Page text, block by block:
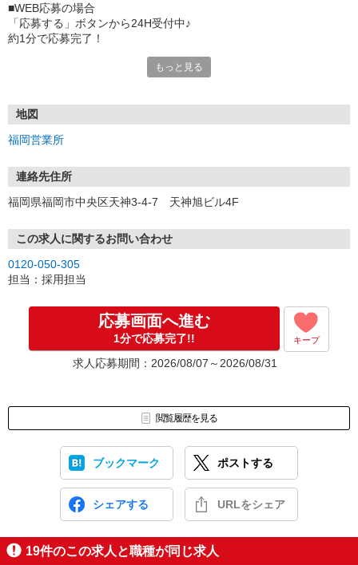
■WEB応募の場合
「応募する」ボタンから24H受付中♪
約1分で応募完了！
①応募から3営業日を目安に、メールorお電話でご連絡します。
★スマホでWEB面接（LINEなど）・出張面接・事務所面接と選べま
す
③面接実施（履歴書不要）
※ご希望があれば、職場見学の調整もOKです！
お気軽にご応募ください♪
もっと見る
地図
福岡営業所
連絡先住所
福岡県福岡市中央区天神3-4-7 天神旭ビル4F
この求人に関するお問い合わせ
0120-050-305
担当：採用担当
応募画面へ進む
1分で応募完了!! キープ
求人応募期間：2026/08/07～2026/08/31
閲覧履歴を見る
ブックマーク ポストする
シェアする URLをシェア
19件のこの求人と職種が同じ求人